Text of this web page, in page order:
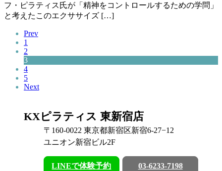
フ・ピラティス氏が「精神をコントロールするための学問」
と考えたこのエクササイズ […]
Prev
1
2
3
4
5
Next
KXピラティス 東新宿店
〒160-0022 東京都新宿区新宿6-27−12
ユニオン新宿ビル2F
LINEで体験予約 03-6233-7198